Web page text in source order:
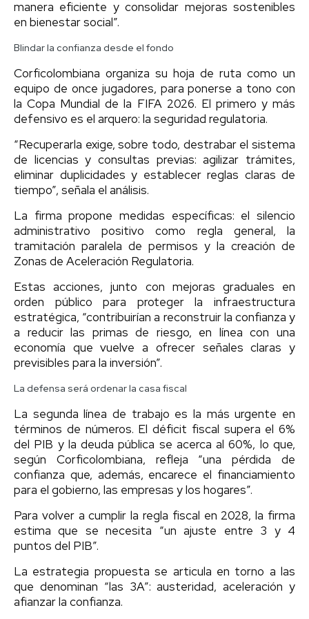
manera eficiente y consolidar mejoras sostenibles
en bienestar social”.
Blindar la confianza desde el fondo
Corficolombiana organiza su hoja de ruta como un
equipo de once jugadores, para ponerse a tono con
la Copa Mundial de la FIFA 2026. El primero y más
defensivo es el arquero: la seguridad regulatoria.
“Recuperarla exige, sobre todo, destrabar el sistema
de licencias y consultas previas: agilizar trámites,
eliminar duplicidades y establecer reglas claras de
tiempo”, señala el análisis.
La firma propone medidas específicas: el silencio
administrativo positivo como regla general, la
tramitación paralela de permisos y la creación de
Zonas de Aceleración Regulatoria.
Estas acciones, junto con mejoras graduales en
orden público para proteger la infraestructura
estratégica, “contribuirían a reconstruir la confianza y
a reducir las primas de riesgo, en línea con una
economía que vuelve a ofrecer señales claras y
previsibles para la inversión”.
La defensa será ordenar la casa fiscal
La segunda línea de trabajo es la más urgente en
términos de números. El déficit fiscal supera el 6%
del PIB y la deuda pública se acerca al 60%, lo que,
según Corficolombiana, refleja “una pérdida de
confianza que, además, encarece el financiamiento
para el gobierno, las empresas y los hogares”.
Para volver a cumplir la regla fiscal en 2028, la firma
estima que se necesita “un ajuste entre 3 y 4
puntos del PIB”.
La estrategia propuesta se articula en torno a las
que denominan “las 3A”: austeridad, aceleración y
afianzar la confianza.